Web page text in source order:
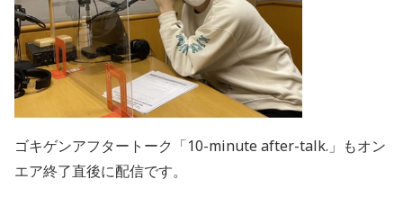
ゴキゲンアフタートーク「10-minute after-talk.」もオン
エア終了直後に配信です。